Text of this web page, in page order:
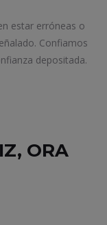
estar erróneas o
Confiamos
depositada.
ORA